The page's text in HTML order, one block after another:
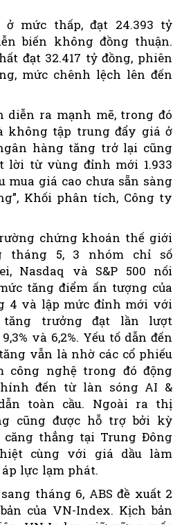
mức thấp, đạt 24.393 tỷ
biến không đồng thuận.
đạt 32.417 tỷ đồng, phiên
mức chênh lệch lên đến
diễn ra mạnh mẽ, trong đó
không tập trung đẩy giá ở
hàng tăng trở lại cũng
lời từ vùng đỉnh mới 1.933
giá cao chưa sẵn sàng
Khối phân tích, Công ty
chứng khoán thế giới
tháng 5, 3 nhóm chỉ số
Nasdaq và S&P 500 nối
tăng điểm ấn tượng của
4 và lập mức đỉnh mới với
tăng trưởng đạt lần lượt
9,3% và 6,2%. Yếu tố dẫn đến
vẫn là nhờ các cổ phiếu
công nghệ trong đó động
đến từ làn sóng AI &
toàn cầu. Ngoài ra thị
cũng được hỗ trợ bởi kỳ
căng thẳng tại Trung Đông
cùng với giá dầu làm
lực lạm phát.
tháng 6, ABS đề xuất 2
của VN-Index. Kịch bản